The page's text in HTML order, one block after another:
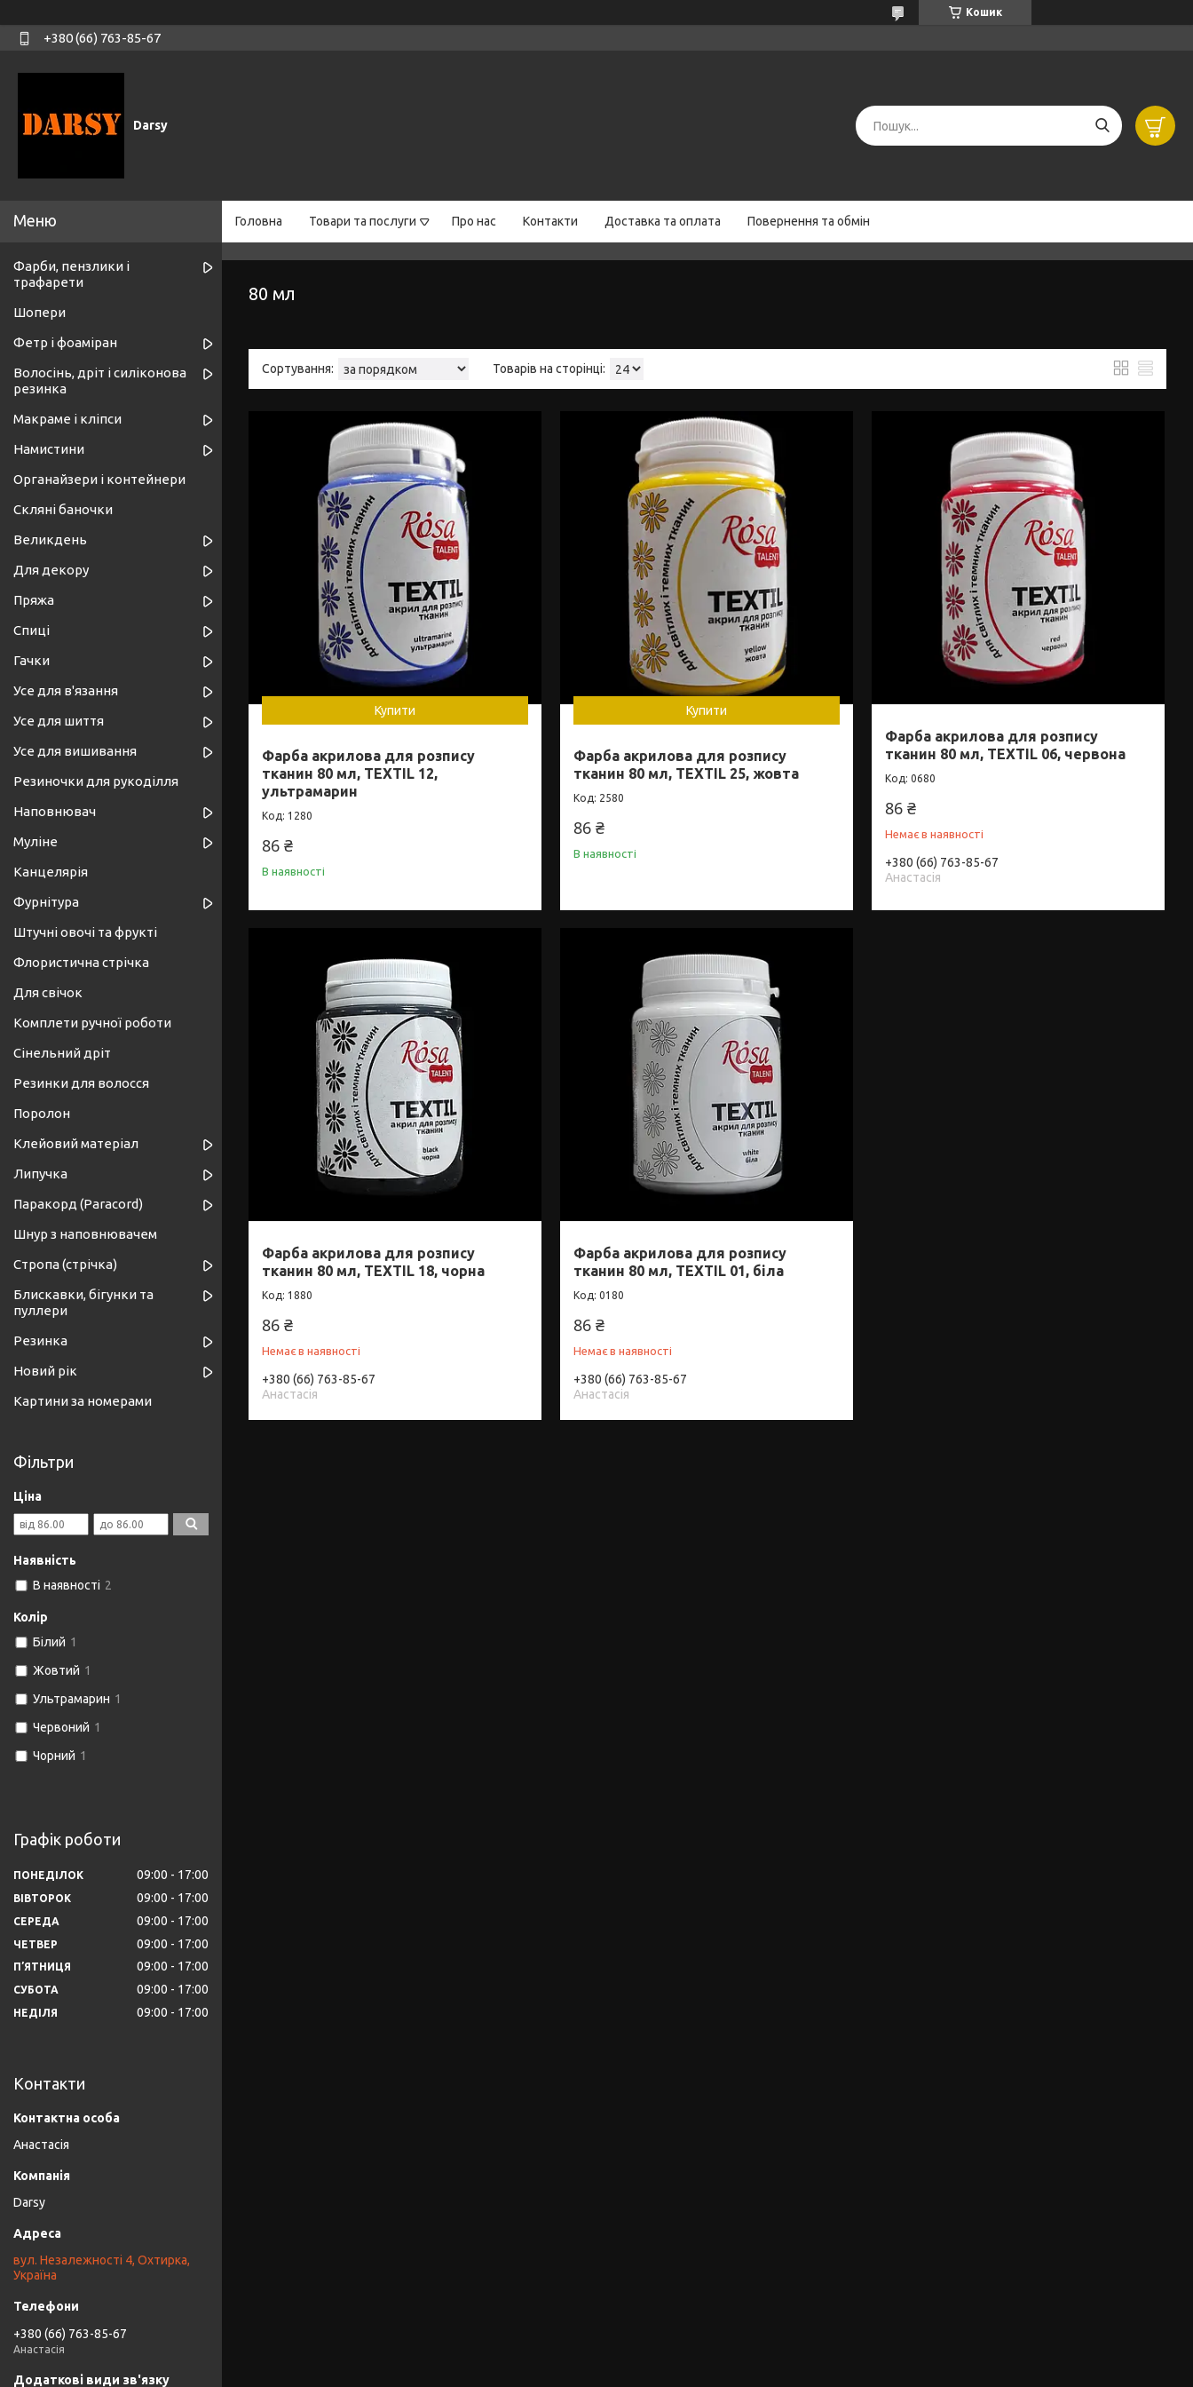
Кошик
+380 (66) 763-85-67
Darsy
Головна Товари та послуги Про нас Контакти Доставка та оплата Повернення та обмін
80 мл
Купити
Фарба акрилова для розпису
тканин 80 мл, TEXTIL 12,
ультрамарин
1280
86 ₴
В наявності
Купити
Фарба акрилова для розпису
тканин 80 мл, TEXTIL 25, жовта
2580
86 ₴
В наявності
Фарба акрилова для розпису
тканин 80 мл, TEXTIL 06, червона
0680
86 ₴
Немає в наявності
+380 (66) 763-85-67
Анастасія
Фарба акрилова для розпису
тканин 80 мл, TEXTIL 18, чорна
1880
86 ₴
Немає в наявності
+380 (66) 763-85-67
Анастасія
Фарба акрилова для розпису
тканин 80 мл, TEXTIL 01, біла
0180
86 ₴
Немає в наявності
+380 (66) 763-85-67
Анастасія
Фарби, пензлики і
трафарети
Шопери
Фетр і фоаміран
Волосінь, дріт і силіконова
резинка
Макраме і кліпси
Намистини
Органайзери і контейнери
Скляні баночки
Великдень
Для декору
Пряжа
Спиці
Гачки
Усе для в'язання
Усе для шиття
Усе для вишивання
Резиночки для рукоділля
Наповнювач
Муліне
Канцелярія
Фурнітура
Штучні овочі та фрукті
Флористична стрічка
Для свічок
Комплети ручної роботи
Сінельний дріт
Резинки для волосся
Поролон
Клейовий матеріал
Липучка
Паракорд (Paracord)
Шнур з наповнювачем
Стропа (стрічка)
Блискавки, бігунки та
пуллери
Резинка
Новий рік
Картини за номерами
Фільтри
Ціна
Наявність
В наявності 2
Колір
Білий 1
Жовтий 1
Ультрамарин 1
Червоний 1
Чорний 1
Графік роботи
ПОНЕДІЛОК 09:00 17:00
ВІВТОРОК 09:00 17:00
СЕРЕДА 09:00 17:00
ЧЕТВЕР 09:00 17:00
ПʼЯТНИЦЯ 09:00 17:00
СУБОТА 09:00 17:00
НЕДІЛЯ 09:00 17:00
Контакти
Анастасія
Darsy
вул. Незалежності 4, Охтирка,
Україна
+380 (66) 763-85-67
Анастасія